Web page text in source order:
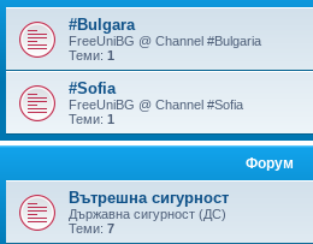
#Bulgara
FreeUniBG @ Channel #Bulgaria
Теми: 1
#Sofia
FreeUniBG @ Channel #Sofia
Теми: 1
Форум
Вътрешна сигурност
Държавна сигурност (ДС)
Теми: 7